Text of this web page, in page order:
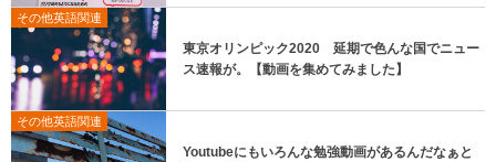
その他英語関連
東京オリンピック2020 延期で色んな国でニュー
ス速報が。【動画を集めてみました】
その他英語関連
Youtubeにもいろんな勉強動画があるんだなぁと